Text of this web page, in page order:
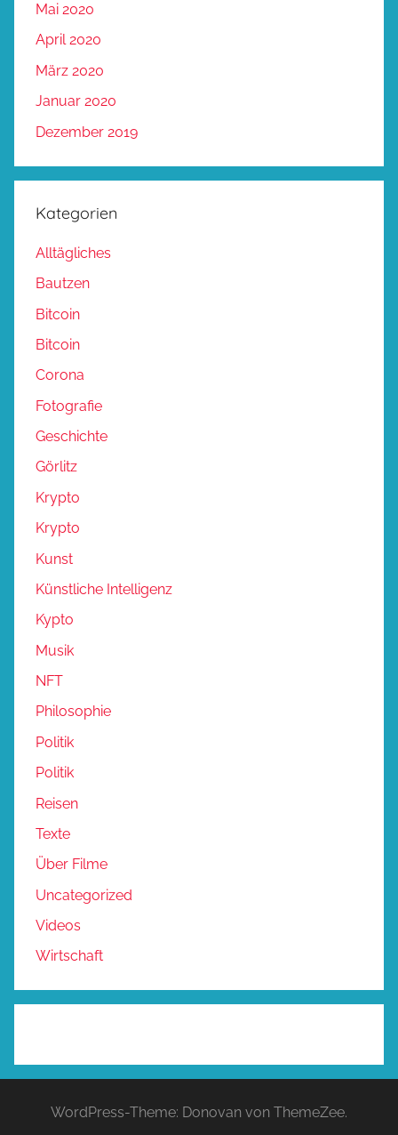
Mai 2020
April 2020
März 2020
Januar 2020
Dezember 2019
Kategorien
Alltägliches
Bautzen
Bitcoin
Bitcoin
Corona
Fotografie
Geschichte
Görlitz
Krypto
Krypto
Kunst
Künstliche Intelligenz
Kypto
Musik
NFT
Philosophie
Politik
Politik
Reisen
Texte
Über Filme
Uncategorized
Videos
Wirtschaft
WordPress-Theme: Donovan von ThemeZee.